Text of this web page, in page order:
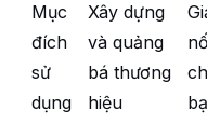
Mục
đích
sử
dụng
Xây dựng
và quảng
bá thương
hiệu